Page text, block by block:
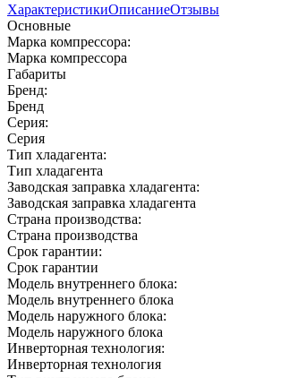
ХарактеристикиОписаниеОтзывы
Основные
Марка компрессора:
Марка компрессора
Габариты
Бренд:
Бренд
Серия:
Серия
Тип хладагента:
Тип хладагента
Заводская заправка хладагента:
Заводская заправка хладагента
Страна производства:
Страна производства
Срок гарантии:
Срок гарантии
Модель внутреннего блока:
Модель внутреннего блока
Модель наружного блока:
Модель наружного блока
Инверторная технология:
Инверторная технология